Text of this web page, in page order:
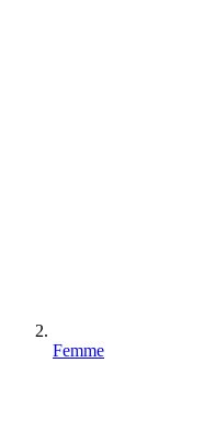
Femme